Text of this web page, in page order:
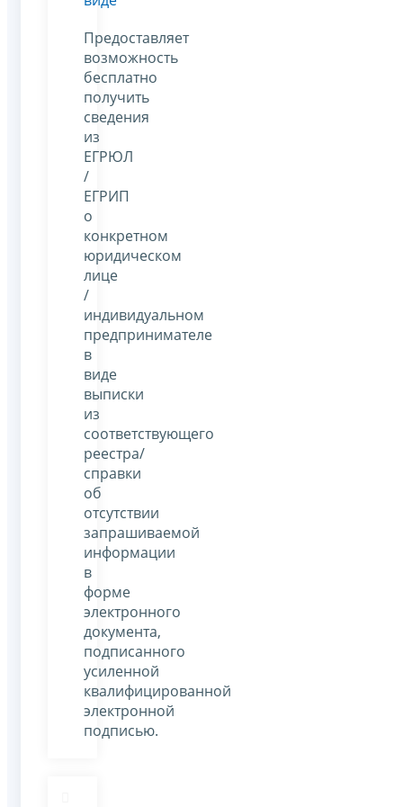
Предоставляет
возможность
бесплатно
получить
сведения
из
ЕГРЮЛ
/
ЕГРИП
о
конкретном
юридическом
лице
/
индивидуальном
предпринимателе
в
виде
выписки
из
соответствующего
реестра/
справки
об
отсутствии
запрашиваемой
информации
в
форме
электронного
документа,
подписанного
усиленной
квалифицированной
электронной
подписью.